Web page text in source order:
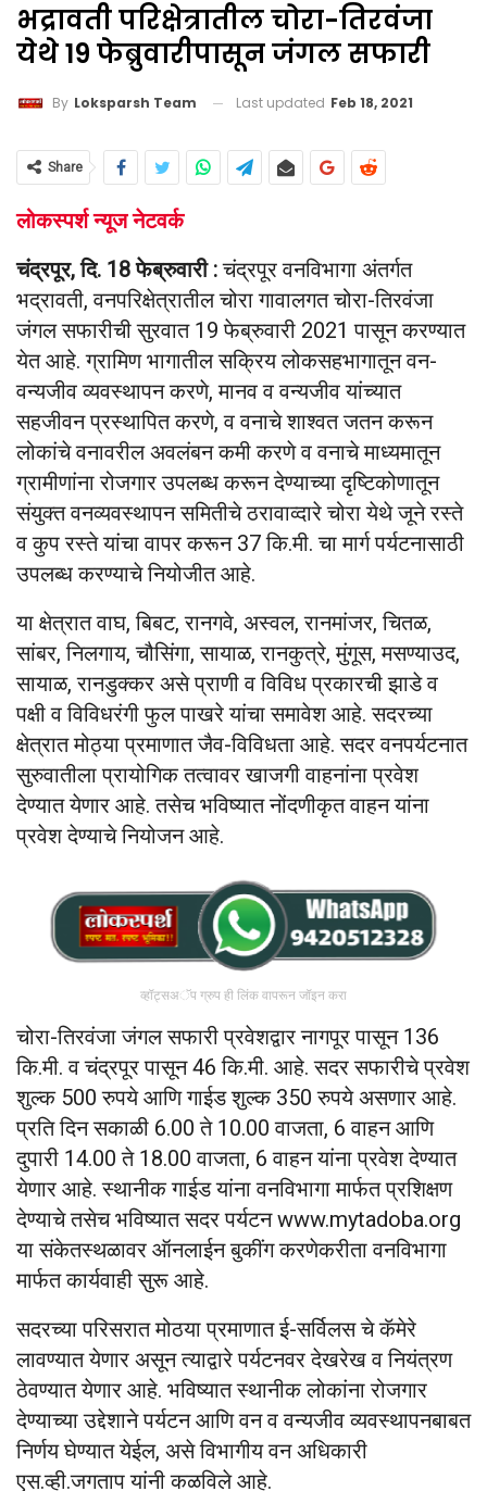
भद्रावती परिक्षेत्रातील चोरा-तिरवंजा
येथे 19 फेब्रुवारीपासून जंगल सफारी
By Loksparsh Team Last updated Feb 18, 2021
Share
लोकस्पर्श न्यूज नेटवर्क
चंद्रपूर, दि. 18 फेब्रुवारी :चंद्रपूर वनविभागा अंतर्गत
भद्रावती, वनपरिक्षेत्रातील चोरा गावालगत चोरा-तिरवंजा
जंगल सफारीची सुरवात 19 फेब्रुवारी 2021 पासून करण्यात
येत आहे. ग्रामिण भागातील सक्रिय लोकसहभागातून वन-
वन्यजीव व्यवस्थापन करणे, मानव व वन्यजीव यांच्यात
सहजीवन प्रस्थापित करणे, व वनाचे शाश्वत जतन करून
लोकांचे वनावरील अवलंबन कमी करणे व वनाचे माध्यमातून
ग्रामीणांना रोजगार उपलब्ध करून देण्याच्या दृष्टिकोणातून
संयुक्त वनव्यवस्थापन समितीचे ठरावाव्दारे चोरा येथे जूने रस्ते
व कुप रस्ते यांचा वापर करून 37 कि.मी. चा मार्ग पर्यटनासाठी
उपलब्ध करण्याचे नियोजीत आहे.
या क्षेत्रात वाघ, बिबट, रानगवे, अस्वल, रानमांजर, चितळ,
सांबर, निलगाय, चौसिंगा, सायाळ, रानकुत्रे, मुंगूस, मसण्याउद,
सायाळ, रानडुक्कर असे प्राणी व विविध प्रकारची झाडे व
पक्षी व विविधरंगी फुल पाखरे यांचा समावेश आहे. सदरच्या
क्षेत्रात मोठ्या प्रमाणात जैव-विविधता आहे. सदर वनपर्यटनात
सुरुवातीला प्रायोगिक तत्वावर खाजगी वाहनांना प्रवेश
देण्यात येणार आहे. तसेच भविष्यात नोंदणीकृत वाहन यांना
प्रवेश देण्याचे नियोजन आहे.
व्हॉट्सअॅप ग्रुप ही लिंक वापरून जॉइन करा
चोरा-तिरवंजा जंगल सफारी प्रवेशद्वार नागपूर पासून 136
कि.मी. व चंद्रपूर पासून 46 कि.मी. आहे. सदर सफारीचे प्रवेश
शुल्क 500 रुपये आणि गाईड शुल्क 350 रुपये असणार आहे.
प्रति दिन सकाळी 6.00 ते 10.00 वाजता, 6 वाहन आणि
दुपारी 14.00 ते 18.00 वाजता, 6 वाहन यांना प्रवेश देण्यात
येणार आहे. स्थानीक गाईड यांना वनविभागा मार्फत प्रशिक्षण
देण्याचे तसेच भविष्यात सदर पर्यटन www.mytadoba.org
या संकेतस्थळावर ऑनलाईन बुकींग करणेकरीता वनविभागा
मार्फत कार्यवाही सुरू आहे.
सदरच्या परिसरात मोठया प्रमाणात ई-सर्विलस चे कॅमेरे
लावण्यात येणार असून त्याद्वारे पर्यटनवर देखरेख व नियंत्रण
ठेवण्यात येणार आहे. भविष्यात स्थानीक लोकांना रोजगार
देण्याच्या उद्देशाने पर्यटन आणि वन व वन्यजीव व्यवस्थापनबाबत
निर्णय घेण्यात येईल, असे विभागीय वन अधिकारी
एस.व्ही.जगताप यांनी कळविले आहे.